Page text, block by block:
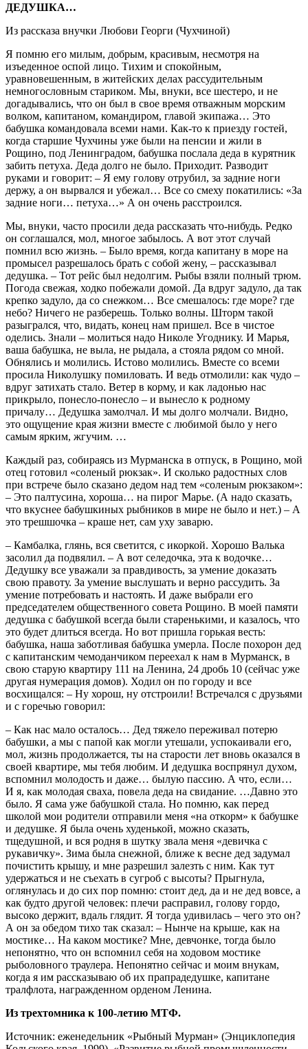
ДЕДУШКА…
Из рассказа внучки Любови Георги (Чухчиной)
Я помню его милым, добрым, красивым, несмотря на
изъеденное оспой лицо. Тихим и спокойным,
уравновешенным, в житейских делах рассудительным
немногословным стариком. Мы, внуки, все шестеро, и не
догадывались, что он был в свое время отважным морским
волком, капитаном, командиром, главой экипажа… Это
бабушка командовала всеми нами. Как-то к приезду гостей,
когда старшие Чухчины уже были на пенсии и жили в
Рощино, под Ленинградом, бабушка послала деда в курятник
забить петуха. Деда долго не было. Приходит. Разводит
руками и говорит: – Я ему голову отрубил, за задние ноги
держу, а он вырвался и убежал… Все со смеху покатились: «За
задние ноги… петуха…» А он очень расстроился.
Мы, внуки, часто просили деда рассказать что-нибудь. Редко
он соглашался, мол, многое забылось. А вот этот случай
помнил всю жизнь. – Было время, когда капитану в море на
промысел разрешалось брать с собой жену, – рассказывал
дедушка. – Тот рейс был недолгим. Рыбы взяли полный трюм.
Погода свежая, ходко побежали домой. Да вдруг задуло, да так
крепко задуло, да со снежком… Все смешалось: где море? где
небо? Ничего не разберешь. Только волны. Шторм такой
разыгрался, что, видать, конец нам пришел. Все в чистое
оделись. Знали – молиться надо Николе Угоднику. И Марья,
ваша бабушка, не выла, не рыдала, а стояла рядом со мной.
Обнялись и молились. Истово молились. Вместе со всеми
просила Николушку помиловать. И ведь отмолили: как чудо –
вдруг затихать стало. Ветер в корму, и как ладонью нас
прикрыло, понесло-понесло – и вынесло к родному
причалу… Дедушка замолчал. И мы долго молчали. Видно,
это ощущение края жизни вместе с любимой было у него
самым ярким, жгучим. …
Каждый раз, собираясь из Мурманска в отпуск, в Рощино, мой
отец готовил «соленый рюкзак». И сколько радостных слов
при встрече было сказано дедом над тем «соленым рюкзаком»:
– Это палтусина, хороша… на пирог Марье. (А надо сказать,
что вкуснее бабушкиных рыбников в мире не было и нет.) – А
это трешшочка – краше нет, сам уху заварю.
– Камбалка, глянь, вся светится, с икоркой. Хорошо Валька
засолил да подвялил. – А вот селедочка, эта к водочке…
Дедушку все уважали за правдивость, за умение доказать
свою правоту. За умение выслушать и верно рассудить. За
умение потребовать и настоять. И даже выбрали его
председателем общественного совета Рощино. В моей памяти
дедушка с бабушкой всегда были старенькими, и казалось, что
это будет длиться всегда. Но вот пришла горькая весть:
бабушка, наша заботливая бабушка умерла. После похорон дед
с капитанским чемоданчиком переехал к нам в Мурманск, в
свою старую квартиру 111 на Ленина, 24 дробь 10 (сейчас уже
другая нумерация домов). Ходил он по городу и все
восхищался: – Ну хорош, ну отстроили! Встречался с друзьями
и с горечью говорил:
– Как нас мало осталось… Дед тяжело переживал потерю
бабушки, а мы с папой как могли утешали, успокаивали его,
мол, жизнь продолжается, ты на старости лет вновь оказался в
своей квартире, мы тебя любим. И дедушка воспрянул духом,
вспомнил молодость и даже… былую пассию. А что, если…
И я, как молодая сваха, повела деда на свидание. …Давно это
было. Я сама уже бабушкой стала. Но помню, как перед
школой мои родители отправили меня «на откорм» к бабушке
и дедушке. Я была очень худенькой, можно сказать,
тщедушной, и вся родня в шутку звала меня «девичка с
рукавичку». Зима была снежной, ближе к весне дед задумал
почистить крышу, и мне разрешил залезть с ним. Как тут
удержаться и не съехать в сугроб с высоты? Прыгнула,
оглянулась и до сих пор помню: стоит дед, да и не дед вовсе, а
как будто другой человек: плечи расправил, голову гордо,
высоко держит, вдаль глядит. Я тогда удивилась – чего это он?
А он за обедом тихо так сказал: – Нынче на крыше, как на
мостике… На каком мостике? Мне, девчонке, тогда было
непонятно, что он вспомнил себя на ходовом мостике
рыболовного траулера. Непонятно сейчас и моим внукам,
когда я им рассказываю об их прапрадедушке, капитане
тралфлота, награжденном орденом Ленина.
Из трехтомника к 100-летию МТФ.
Источник: еженедельник «Рыбный Мурман» (Энциклопедия